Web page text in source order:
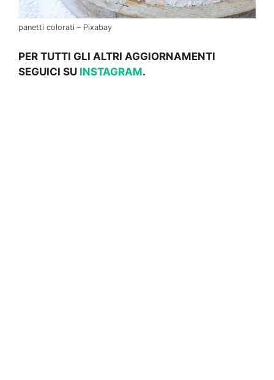
panetti colorati – Pixabay
PER TUTTI GLI ALTRI AGGIORNAMENTI
SEGUICI SU INSTAGRAM.